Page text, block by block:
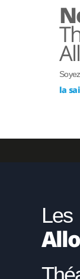
la
Les